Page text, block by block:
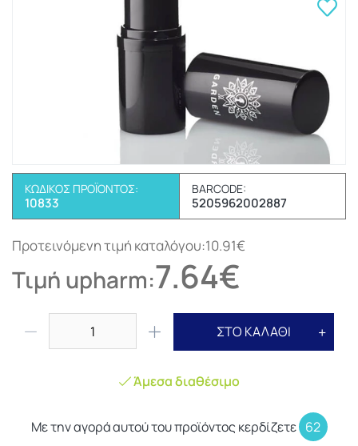
ΚΩΔΙΚΌΣ ΠΡΟΪΌΝΤΟΣ:
10833
BARCODE:
5205962002887
Προτεινόμενη τιμή καταλόγου:10.91€
Τιμή upharm:7.64€
ΣΤΟ ΚΑΛΑΘΙ
Άμεσα διαθέσιμο
Με την αγορά αυτού του προϊόντος κερδίζετε 62